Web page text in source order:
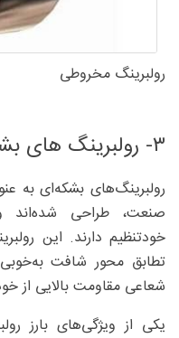
رولبرینگ مخروطی
۳- رولبرینگ های بشکه
رولبرینگ‌های بشکه‌ای به
صنعت، طراحی شده‌اند
خودتنظیم دارند. این
تطابق محور شافت
شعاعی مقاومت بالایی از
یکی از ویژگی‌های بارز